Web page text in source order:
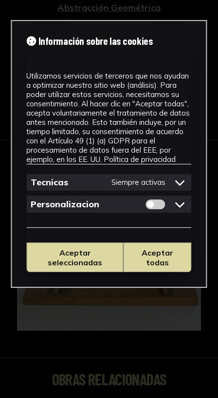
Abstracción Geométrica
Tallada y policromada
Descargar Ficha
IMÁGENES
OBRAS RELACIONADAS
Información sobre las cookies
Utilizamos servicios de terceros que nos ayudan
a optimizar nuestro sitio web (análisis). Para
poder utilizar estos servicios, necesitamos su
consentimiento. Al hacer clic en "Aceptar todas",
acepta voluntariamente el tratamiento de datos
antes mencionado. Esto también incluye, por un
tiempo limitado, su consentimiento de acuerdo
con el Artículo 49 (1) (a) GDPR para el
procesamiento de datos fuera del EEE, por
ejemplo, en los EE. UU. Política de privacidad
Tecnicas Siempre activas
Personalizacion Permitir cookies
Aceptar
seleccionadas
Aceptar
todas